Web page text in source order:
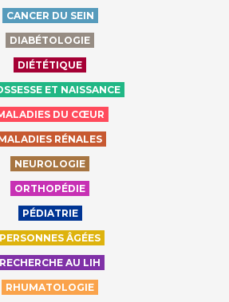
CANCER DU SEIN
DIABÉTOLOGIE
DIÉTÉTIQUE
ET NAISSANCE
DU CŒUR
RÉNALES
NEUROLOGIE
ORTHOPÉDIE
PÉDIATRIE
PERSONNES ÂGÉES
RECHERCHE AU LIH
RHUMATOLOGIE